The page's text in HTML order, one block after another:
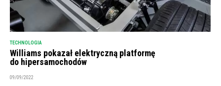
TECHNOLOGIA
Williams pokazał elektryczną platformę
do hipersamochodów
09/09/2022